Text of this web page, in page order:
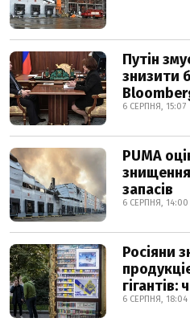
Путін
знизити
6 СЕРПНЯ, 15:07
PUMA
знищення
запасів
6 СЕРПНЯ, 14:00
Росіяни
6 СЕРПНЯ, 18:04